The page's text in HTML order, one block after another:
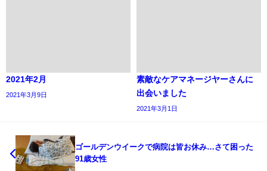
2021年2月
2021年3月9日
素敵なケアマネージヤーさんに
出会いました
2021年3月1日
ゴールデンウイークで病院は皆お休み…さて困った
91歳女性